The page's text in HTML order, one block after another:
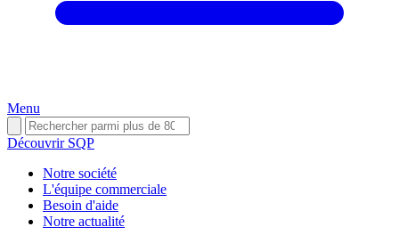
Menu
Découvrir SQP
Notre société
L'équipe commerciale
Besoin d'aide
Notre actualité